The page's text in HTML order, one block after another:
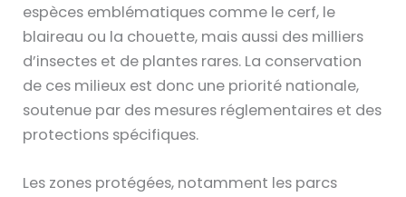
espèces emblématiques comme le cerf, le
blaireau ou la chouette, mais aussi des milliers
d’insectes et de plantes rares. La conservation
de ces milieux est donc une priorité nationale,
soutenue par des mesures réglementaires et des
protections spécifiques.
Les zones protégées, notamment les parcs